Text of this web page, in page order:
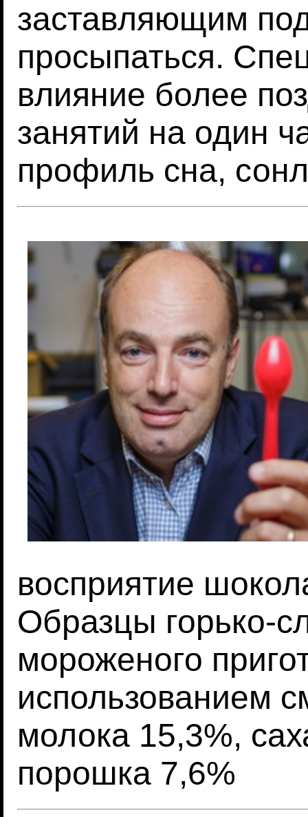
заставляющим
просыпаться.
влияние более
занятий на один
профиль сна,
восприятие
Образцы горько-
мороженого
использованием
молока 15,3%,
порошка 7,6%